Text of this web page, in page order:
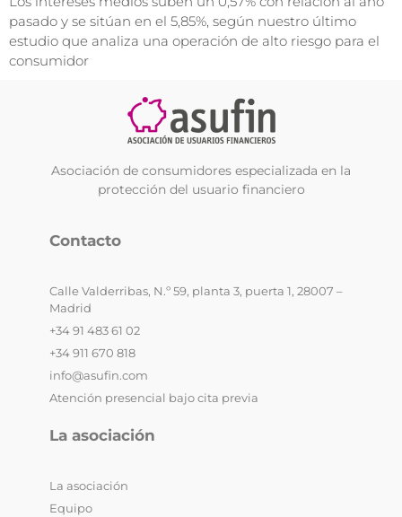
pasado y se sitúan en el 5,85%, según nuestro último
estudio que analiza una operación de alto riesgo para el
consumidor
Asociación de consumidores especializada en la
protección del usuario financiero
Contacto
Calle Valderribas, N.º 59, planta 3, puerta 1, 28007 –
Madrid
+34 91 483 61 02
+34 911 670 818
info@asufin.com
Atención presencial bajo cita previa
La asociación
La asociación
Equipo